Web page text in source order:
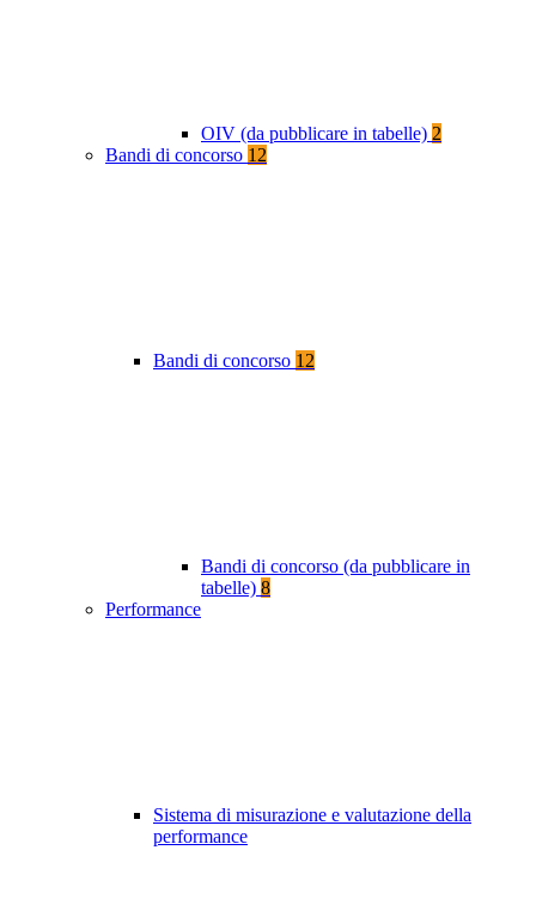
OIV (da pubblicare in tabelle) 2
Bandi di concorso 12
Bandi di concorso 12
Bandi di concorso (da pubblicare in
tabelle) 8
Performance
Sistema di misurazione e valutazione della
performance